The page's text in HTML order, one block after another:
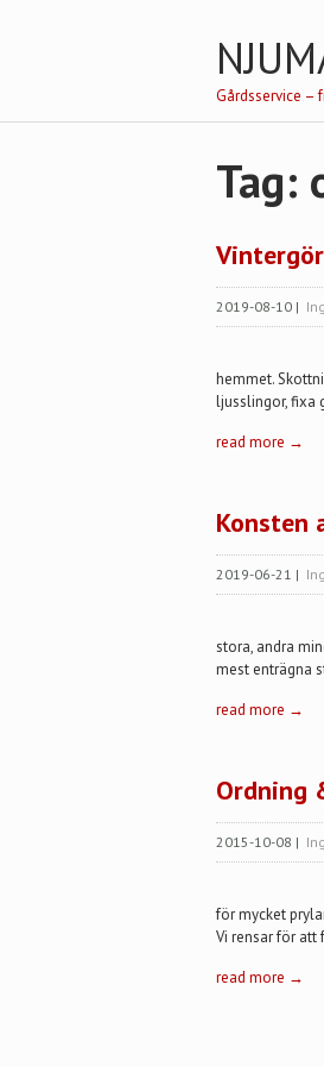
Gårdsservice –
Tag:
2019-08-10 |
hemmet.
ljusslingor, fixa
read more →
Konsten
2019-06-21 |
stora, andra
mest enträgna
read more →
Ordning
2015-10-08 |
för mycket
Vi rensar för
read more →